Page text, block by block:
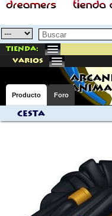
Tienda:
varios
Producto Foro
Cesta